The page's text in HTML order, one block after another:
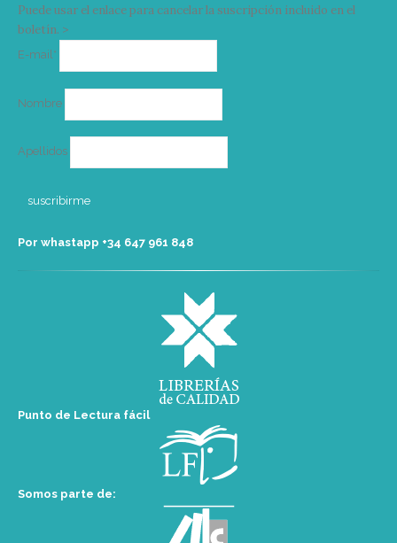
Puede usar el enlace para cancelar la suscripción incluido en el
boletín. >
E-mail*
Nombre
Apellidos
Por whastapp +34 ‭647 961 848‬
Punto de Lectura fácil
Somos parte de: